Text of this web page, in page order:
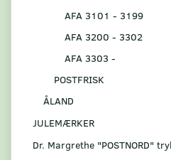
AFA 3101 - 3199
AFA 3200 - 3302
AFA 3303 -
POSTFRISK
ÅLAND
JULEMÆRKER
Dr. Margrethe "POSTNORD"